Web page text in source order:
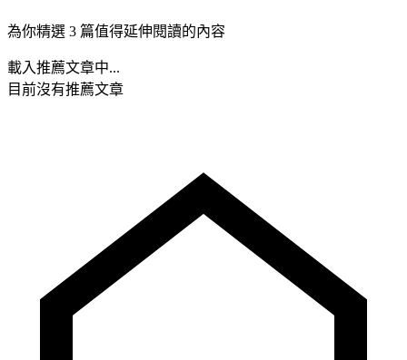
為你精選 3 篇值得延伸閱讀的內容
載入推薦文章中...
目前沒有推薦文章